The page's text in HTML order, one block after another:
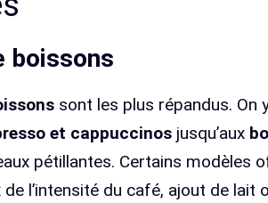
boissons
sont les plus répandus. On
et cappuccinos jusqu’aux
pétillantes. Certains modèles
l’intensité du café, ajout de lait